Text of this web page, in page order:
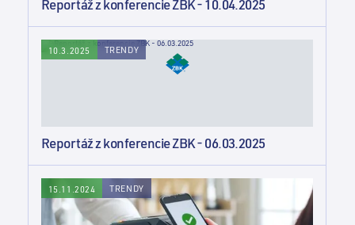
Reportáž z konferencie ZBK - 10.04.2025
10.3.2025 TRENDY
Reportáž z konferencie ZBK - 06.03.2025
15.11.2024 TRENDY